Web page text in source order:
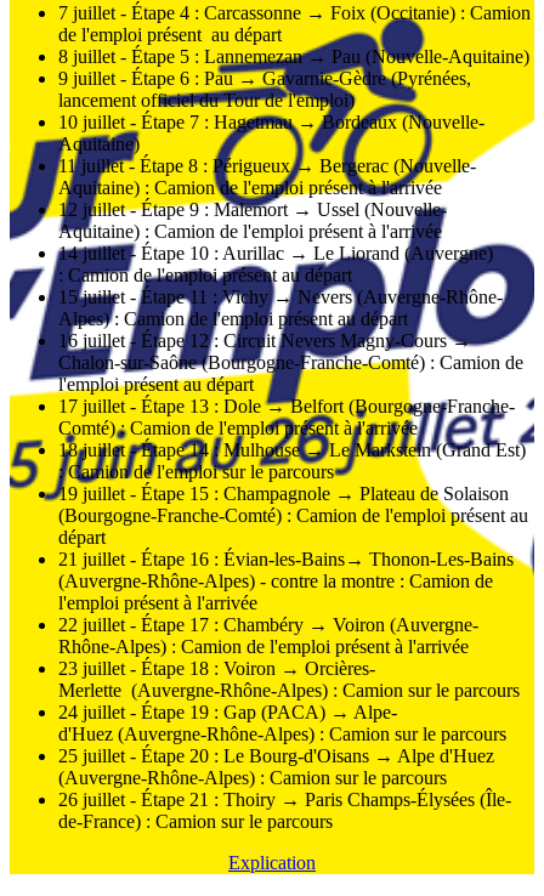
7 juillet - Étape 4 : Carcassonne → Foix (Occitanie) : Camion
de l'emploi présent au départ
8 juillet - Étape 5 : Lannemezan → Pau (Nouvelle-Aquitaine)
9 juillet - Étape 6 : Pau → Gavarnie-Gèdre (Pyrénées,
lancement officiel du Tour de l'emploi)
10 juillet - Étape 7 : Hagetmau → Bordeaux (Nouvelle-
Aquitaine)
11 juillet - Étape 8 : Périgueux → Bergerac (Nouvelle-
Aquitaine) : Camion de l'emploi présent à l'arrivée
12 juillet - Étape 9 : Malemort → Ussel (Nouvelle-
Aquitaine) : Camion de l'emploi présent à l'arrivée
14 juillet - Étape 10 : Aurillac → Le Liorand (Auvergne)
: Camion de l'emploi présent au départ
15 juillet - Étape 11 : Vichy → Nevers (Auvergne-Rhône-
Alpes) : Camion de l'emploi présent au départ
16 juillet - Étape 12 : Circuit Nevers Magny-Cours →
Chalon-sur-Saône (Bourgogne-Franche-Comté) : Camion de
l'emploi présent au départ
17 juillet - Étape 13 : Dole → Belfort (Bourgogne-Franche-
Comté) : Camion de l'emploi présent à l'arrivée
18 juillet - Étape 14 : Mulhouse → Le Markstein (Grand Est)
: Camion de l'emploi sur le parcours
19 juillet - Étape 15 : Champagnole → Plateau de Solaison
(Bourgogne-Franche-Comté) : Camion de l'emploi présent au
départ
21 juillet - Étape 16 : Évian-les-Bains→ Thonon-Les-Bains
(Auvergne-Rhône-Alpes) - contre la montre : Camion de
l'emploi présent à l'arrivée
22 juillet - Étape 17 : Chambéry → Voiron (Auvergne-
Rhône-Alpes) : Camion de l'emploi présent à l'arrivée
23 juillet - Étape 18 : Voiron → Orcières-
Merlette (Auvergne-Rhône-Alpes) : Camion sur le parcours
24 juillet - Étape 19 : Gap (PACA) → Alpe-
d'Huez (Auvergne-Rhône-Alpes) : Camion sur le parcours
25 juillet - Étape 20 : Le Bourg-d'Oisans → Alpe d'Huez
(Auvergne-Rhône-Alpes) : Camion sur le parcours
26 juillet - Étape 21 : Thoiry → Paris Champs-Élysées (Île-
de-France) : Camion sur le parcours
Explication